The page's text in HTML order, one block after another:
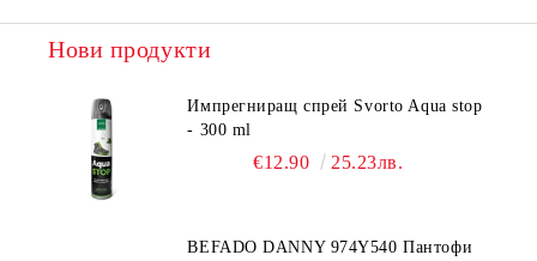
Нови продукти
Импрегниращ спрей Svorto Aqua stop
- 300 ml
€12.90 25.23лв.
BEFADO DANNY 974Y540 Пантофи